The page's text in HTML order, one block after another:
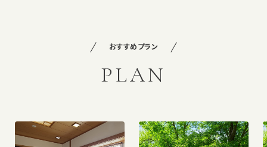
おすすめプラン
PLAN